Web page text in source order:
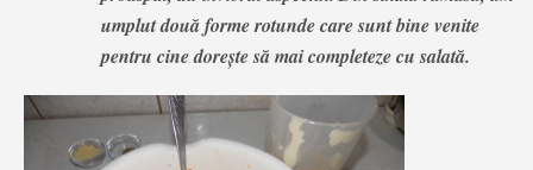
umplut două forme rotunde care sunt bine venite
pentru cine dorește să mai completeze cu salată.